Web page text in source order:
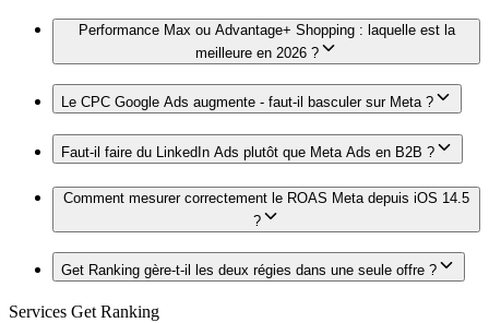
Performance Max ou Advantage+ Shopping : laquelle est la
meilleure en 2026 ?
Le CPC Google Ads augmente - faut-il basculer sur Meta ?
Faut-il faire du LinkedIn Ads plutôt que Meta Ads en B2B ?
Comment mesurer correctement le ROAS Meta depuis iOS 14.5
?
Get Ranking gère-t-il les deux régies dans une seule offre ?
Services Get Ranking